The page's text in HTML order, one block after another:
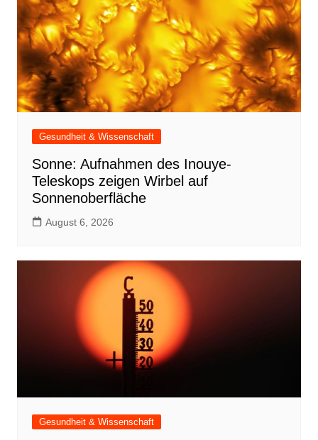
Gesundheit & Wissenschaft
Sonne: Aufnahmen des Inouye-
Teleskops zeigen Wirbel auf
Sonnenoberfläche
August 6, 2026
Gesundheit & Wissenschaft